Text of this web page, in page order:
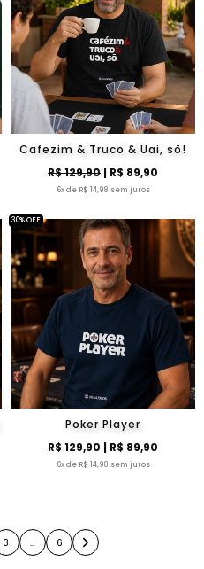
Cafezim & Truco & Uai, sô!
R$ 129,90| R$ 89,90
6x de R$ 14,98 sem juros
Poker Player
R$ 129,90| R$ 89,90
6x de R$ 14,98 sem juros
30% OFF
3 … 6